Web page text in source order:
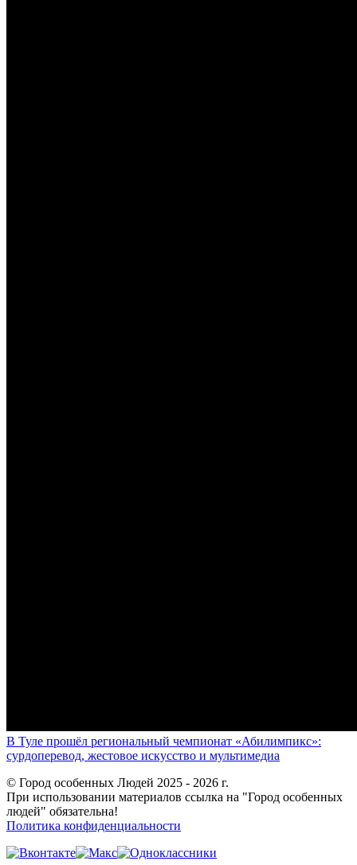
В Туле прошёл региональный чемпионат «Абилимпикс»:
сурдоперевод, жестовое искусство и мультимедиа
© Город особенных Людей 2025 - 2026 г.
При использовании материалов ссылка на "Город особенных
людей" обязательна!
Политика конфиденциальности